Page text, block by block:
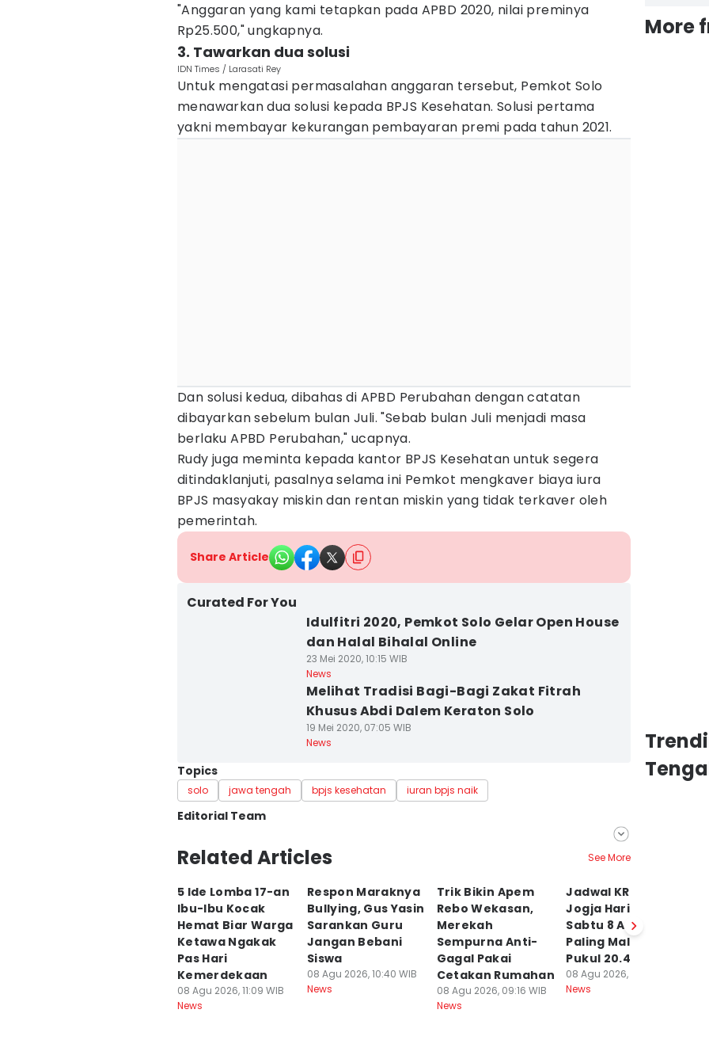
"Anggaran yang kami tetapkan pada APBD 2020, nilai preminya
Rp25.500," ungkapnya.
3. Tawarkan dua solusi
IDN Times / Larasati Rey
Untuk mengatasi permasalahan anggaran tersebut, Pemkot Solo
menawarkan dua solusi kepada BPJS Kesehatan. Solusi pertama
yakni membayar kekurangan pembayaran premi pada tahun 2021.
Dan solusi kedua, dibahas di APBD Perubahan dengan catatan
dibayarkan sebelum bulan Juli. "Sebab bulan Juli menjadi masa
berlaku APBD Perubahan," ucapnya.
Rudy juga meminta kepada kantor BPJS Kesehatan untuk segera
ditindaklanjuti, pasalnya selama ini Pemkot mengkaver biaya iura
BPJS masyakay miskin dan rentan miskin yang tidak terkaver oleh
pemerintah.
Share Article
Curated For You
Idulfitri 2020, Pemkot Solo Gelar Open House
dan Halal Bihalal Online
23 Mei 2020, 10:15 WIB
News
Melihat Tradisi Bagi-Bagi Zakat Fitrah
Khusus Abdi Dalem Keraton Solo
19 Mei 2020, 07:05 WIB
News
Topics
solo jawa tengah bpjs kesehatan iuran bpjs naik
Editorial Team
Editor
Bandot Arywono
Editor
Larasati Rey
Related Articles See More
5 Ide Lomba 17-an
Ibu-Ibu Kocak
Hemat Biar Warga
Ketawa Ngakak
Pas Hari
Kemerdekaan
08 Agu 2026, 11:09 WIB
News
Respon Maraknya
Bullying, Gus Yasin
Sarankan Guru
Jangan Bebani
Siswa
08 Agu 2026, 10:40 WIB
News
Trik Bikin Apem
Rebo Wekasan,
Merekah
Sempurna Anti-
Gagal Pakai
Cetakan Rumahan
08 Agu 2026, 09:16 WIB
News
Jadwal KRL Solo-
Jogja Hari Ini
Sabtu 8 Agustus,
Paling Malam
Pukul 20.42
08 Agu 2026, 08:49 WIB
News
More